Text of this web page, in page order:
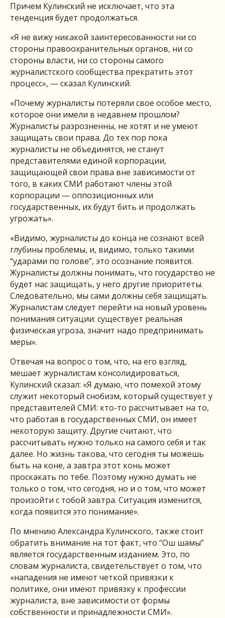
Причем Кулинский не исключает, что эта
тенденция будет продолжаться.
«Я не вижу никакой заинтересованности ни со
стороны правоохранительных органов, ни со
стороны власти, ни со стороны самого
журналистского сообщества прекратить этот
процесс», — сказал Кулинский.
«Почему журналисты потеряли свое особое место,
которое они имели в недавнем прошлом?
Журналисты разрозненны, не хотят и не умеют
защищать свои права. До тех пор пока
журналисты не объединятся, не станут
представителями единой корпорации,
защищающей свои права вне зависимости от
того, в каких СМИ работают члены этой
корпорации — оппозиционных или
государственных, их будут бить и продолжать
угрожать».
«Видимо, журналисты до конца не сознают всей
глубины проблемы, и, видимо, только такими
“ударами по голове”, это осознание появится.
Журналисты должны понимать, что государство не
будет нас защищать, у него другие приоритеты.
Следовательно, мы сами должны себя защищать.
Журналистам следует перейти на новый уровень
понимания ситуации: существует реальная
физическая угроза, значит надо предпринимать
меры».
Отвечая на вопрос о том, что, на его взгляд,
мешает журналистам консолидироваться,
Кулинский сказал: «Я думаю, что помехой этому
служит некоторый снобизм, который существует у
представителей СМИ: кто-то рассчитывает на то,
что работая в государственных СМИ, он имеет
некоторую защиту. Другие считают, что
рассчитывать нужно только на самого себя и так
далее. Но жизнь такова, что сегодня ты можешь
быть на коне, а завтра этот конь может
проскакать по тебе. Поэтому нужно думать не
только о том, что сегодня, но и о том, что может
произойти с тобой завтра. Ситуация изменится,
когда появится это понимание».
По мнению Александра Кулинского, также стоит
обратить внимание на тот факт, что “Ош шамы”
является государственным изданием. Это, по
словам журналиста, свидетельствует о том, что
«нападения не имеют четкой привязки к
политике, они имеют привязку к профессии
журналиста, вне зависимости от формы
собственности и принадлежности СМИ».